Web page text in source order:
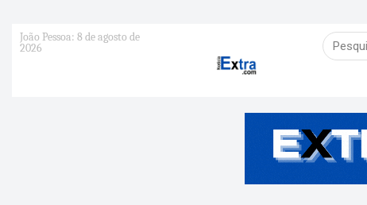
João Pessoa: 8 de agosto de
2026